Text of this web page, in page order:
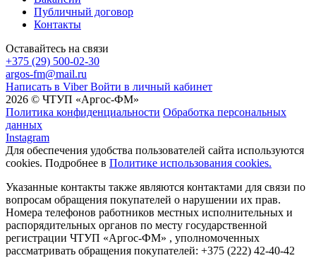
Публичный договор
Контакты
Оставайтесь на связи
+375 (29) 500-02-30
argos-fm@mail.ru
Написать в Viber Войти в личный кабинет
2026 © ЧТУП «Аргос-ФМ»
Политика конфиденциальности Обработка персональных
данных
Instagram
Для обеспечения удобства пользователей сайта используются
cookies. Подробнее в Политике использования cookies.
Указанные контакты также являются контактами для связи по
вопросам обращения покупателей о нарушении их прав.
Номера телефонов работников местных исполнительных и
распорядительных органов по месту государственной
регистрации ЧТУП «Аргос-ФМ» , уполномоченных
рассматривать обращения покупателей: +375 (222) 42-40-42